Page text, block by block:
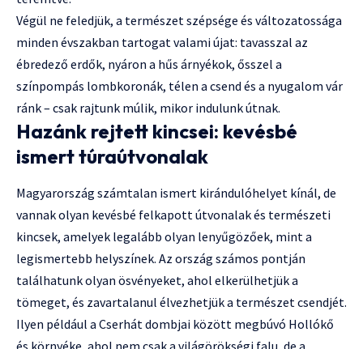
Végül ne feledjük, a természet szépsége és változatossága
minden évszakban tartogat valami újat: tavasszal az
ébredező erdők, nyáron a hűs árnyékok, ősszel a
színpompás lombkoronák, télen a csend és a nyugalom vár
ránk – csak rajtunk múlik, mikor indulunk útnak.
Hazánk rejtett kincsei: kevésbé
ismert túraútvonalak
Magyarország számtalan ismert kirándulóhelyet kínál, de
vannak olyan kevésbé felkapott útvonalak és természeti
kincsek, amelyek legalább olyan lenyűgözőek, mint a
legismertebb helyszínek. Az ország számos pontján
találhatunk olyan ösvényeket, ahol elkerülhetjük a
tömeget, és zavartalanul élvezhetjük a természet csendjét.
Ilyen például a Cserhát dombjai között megbúvó Hollókő
és környéke, ahol nem csak a világörökségi falu, de a